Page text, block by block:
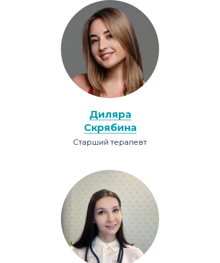
Диляра
Скрябина
Старший терапевт